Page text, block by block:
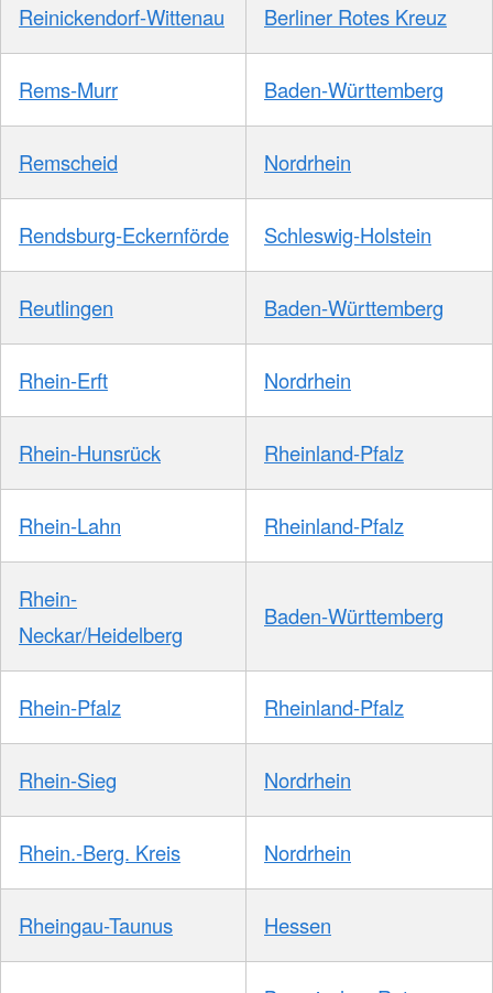
Reinickendorf-Wittenau Berliner Rotes Kreuz
Rems-Murr Baden-Württemberg
Remscheid Nordrhein
Rendsburg-Eckernförde Schleswig-Holstein
Reutlingen Baden-Württemberg
Rhein-Erft Nordrhein
Rhein-Hunsrück Rheinland-Pfalz
Rhein-Lahn Rheinland-Pfalz
Rhein-
Neckar/Heidelberg
Baden-Württemberg
Rhein-Pfalz Rheinland-Pfalz
Rhein-Sieg Nordrhein
Rhein.-Berg. Kreis Nordrhein
Rheingau-Taunus Hessen